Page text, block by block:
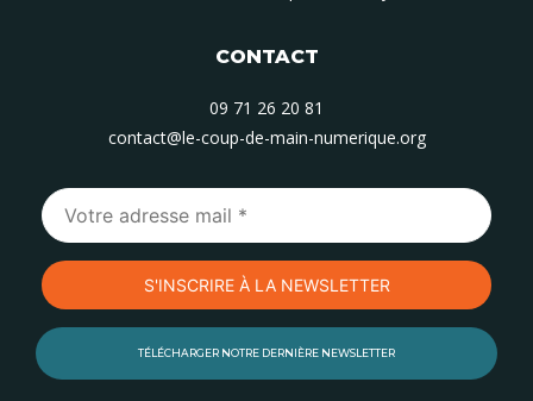
CONTACT
09 71 26 20 81
contact@le-coup-de-main-numerique.org
TÉLÉCHARGER NOTRE DERNIÈRE NEWSLETTER